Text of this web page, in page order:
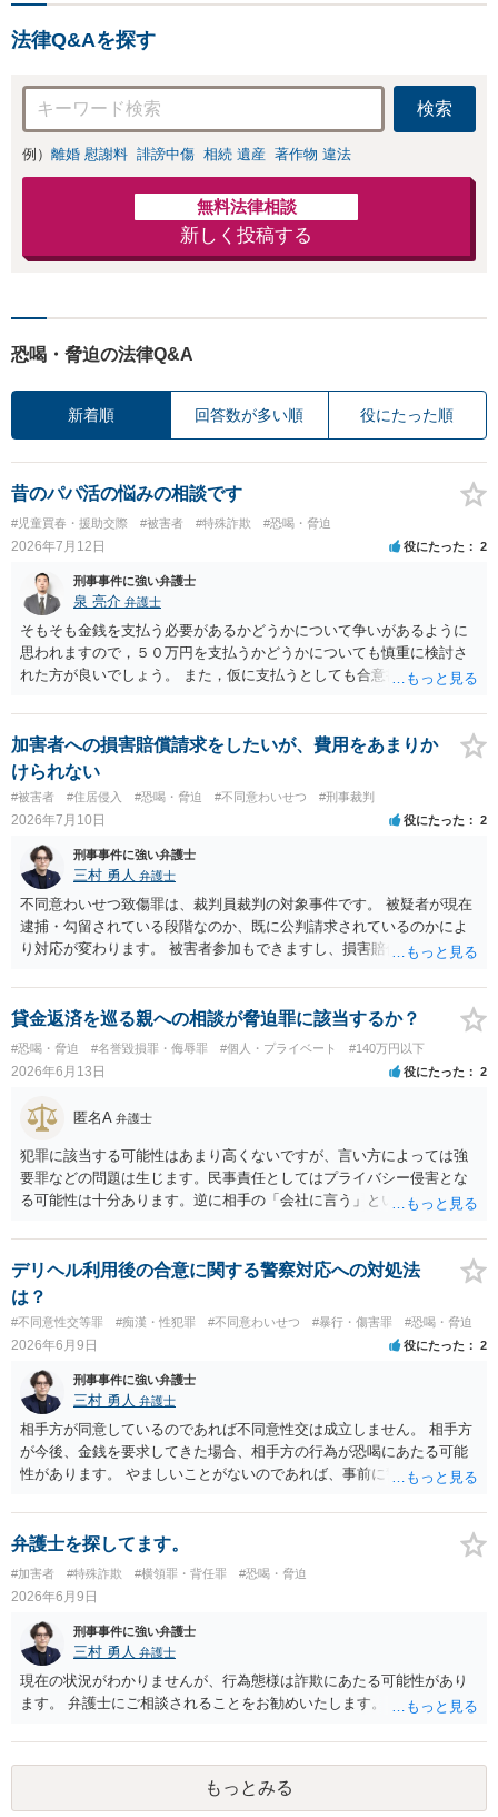
法律Q&Aを探す
検索
例） 離婚 慰謝料 誹謗中傷 相続 遺産 著作物 違法
無料法律相談
新しく投稿する
恐喝・脅迫の法律Q&A
新着順 回答数が多い順 役にたった順
昔のパパ活の悩みの相談です
#児童買春・援助交際 #被害者 #特殊詐欺 #恐喝・脅迫
2026年7月12日 役にたった 2
刑事事件に強い弁護士
泉 亮介 弁護士
そもそも金銭を支払う必要があるかどうかについて争いがあるように
思われますので，５０万円を支払うかどうかについても慎重に検討さ
れた方が良いでしょう。 また，仮に支払うとしても合意書を交わし，
面を作成したうえで支払いをする必要があるでしょう。 一度弁護士に
相談をされた方が良いかと思われます。
加害者への損害賠償請求をしたいが、費用をあまりか
けられない
#被害者 #住居侵入 #恐喝・脅迫 #不同意わいせつ #刑事裁判
2026年7月10日 役にたった 2
刑事事件に強い弁護士
三村 勇人 弁護士
不同意わいせつ致傷罪は、裁判員裁判の対象事件です。 被疑者が現在
逮捕・勾留されている段階なのか、既に公判請求されているのかによ
り対応が変わります。 被害者参加もできますし、損害賠償命令制度も
第三者を保証人とする内容で債務名義を取得できるの、まずは刑事和
解を検討します。 弁護士に依頼せず、ご自身で手続きを進めることは
できますが、経験上うまくいった例をみたことがありません。 弁護士
へご相談されることをお勧めはいたします。 ※余談ですが、被害者通
知を依頼すると現在の検察庁での捜査進行や公判期日を知ることがで
きますので、送致後であれば検察庁に電話してみてください。
貸金返済を巡る親への相談が脅迫罪に該当するか？
#恐喝・脅迫 #名誉毀損罪・侮辱罪 #個人・プライベート #140万円以下
2026年6月13日 役にたった 2
匿名A 弁護士
犯罪に該当する可能性はあまり高くないですが、言い方によっては強
要罪などの問題は生じます。民事責任としてはプライバシー侵害とな
る可能性は十分あります。逆に相手の「会社に言う」という発言は脅
（双方の主張ともに取り合わない）でしょう。 返済がなされないので
あれば訴訟や支払督促など法的措置を取るべきというのが法律相談と
しての模範解答となります。「親に言う」という行為が犯罪に該当し
ないとしても、本件のように余計なトラブルを招き、相手が反発して
任意の返済が期待できなくなり、事情によっては不法行為を主張され
て事実上相殺（減額）となってしまうリスクもあり、何の得にもなり
ません。
デリヘル利用後の合意に関する警察対応への対処法
は？
#不同意性交等罪 #痴漢・性犯罪 #不同意わいせつ #暴行・傷害罪 #恐喝・脅迫
2026年6月9日 役にたった 2
刑事事件に強い弁護士
三村 勇人 弁護士
相手方が同意しているのであれば不同意性交は成立しません。 相手方
が今後、金銭を要求してきた場合、相手方の行為が恐喝にあたる可能
性があります。 やましいことがないのであれば、事前に警察に相談す
弁護士を探してます。
#加害者 #特殊詐欺 #横領罪・背任罪 #恐喝・脅迫
2026年6月9日
刑事事件に強い弁護士
三村 勇人 弁護士
現在の状況がわかりませんが、行為態様は詐欺にあたる可能性があり
ます。 弁護士にご相談されることをお勧めいたします。
もっとみる